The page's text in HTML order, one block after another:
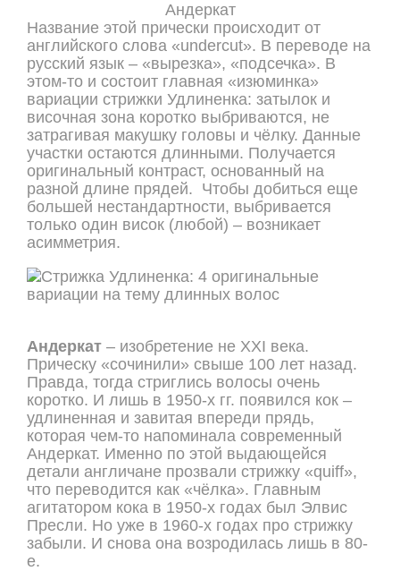
Андеркат
Название этой прически происходит от
английского слова «undercut». В переводе на
русский язык – «вырезка», «подсечка». В
этом-то и состоит главная «изюминка»
вариации стрижки Удлиненка: затылок и
височная зона коротко выбриваются, не
затрагивая макушку головы и чёлку. Данные
участки остаются длинными. Получается
оригинальный контраст, основанный на
разной длине прядей. Чтобы добиться еще
большей нестандартности, выбривается
только один висок (любой) – возникает
асимметрия.
Андеркат – изобретение не XXI века.
Прическу «сочинили» свыше 100 лет назад.
Правда, тогда стриглись волосы очень
коротко. И лишь в 1950-х гг. появился кок –
удлиненная и завитая впереди прядь,
которая чем-то напоминала современный
Андеркат. Именно по этой выдающейся
детали англичане прозвали стрижку «quiff»,
что переводится как «чёлка». Главным
агитатором кока в 1950-х годах был Элвис
Пресли. Но уже в 1960-х годах про стрижку
забыли. И снова она возродилась лишь в 80-
е.